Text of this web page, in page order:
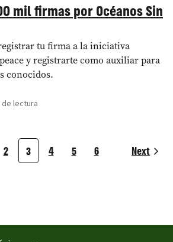
mil firmas por Océanos Sin
tu firma a la iniciativa
y registrarte como auxiliar para
conocidos.
de lectura
2 3 4 5 6 Next